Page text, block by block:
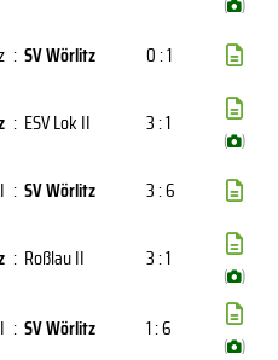
( )
: SV Wörlitz
0 : 1
: ESV Lok II 3 : 1
( )
: SV Wörlitz
3 : 6
: Roßlau II 3 : 1
( )
: SV Wörlitz 1 : 6
( )